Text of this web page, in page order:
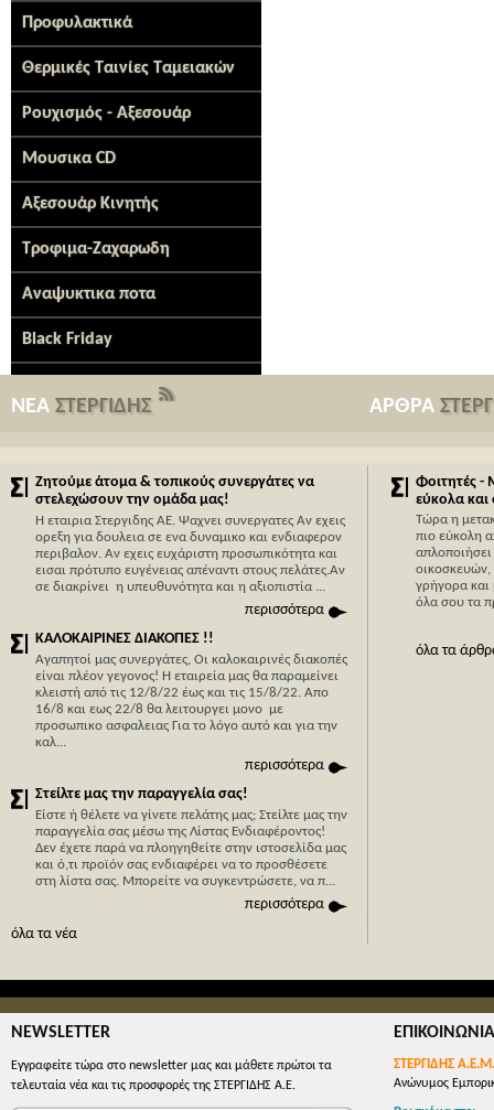
Προφυλακτικά
Θερμικές Ταινίες Ταμειακών
Ρουχισμός - Αξεσουάρ
Μουσικα CD
Αξεσουάρ Κινητής
Τροφιμα-Ζαχαρωδη
Αναψυκτικα ποτα
Black Friday
ΝΕΑ ΣΤΕΡΓΙΔΗΣ
Ζητούμε άτομα & τοπικούς συνεργάτες να
στελεχώσουν την ομάδα μας!
Η εταιρια Στεργιδης ΑΕ. Ψαχνει συνεργατες Αν εχεις
ορεξη για δουλεια σε ενα δυναμικο και ενδιαφερον
περιβαλον. Αν εχεις ευχάριστη προσωπικότητα και
εισαι πρότυπο ευγένειας απέναντι στους πελάτες.Αν
σε διακρίνει η υπευθυνότητα και η αξιοπιστία ...
περισσότερα
ΚΑΛΟΚΑΙΡΙΝΕΣ ΔΙΑΚΟΠΕΣ !!
Αγαπητοί μας συνεργάτες, Οι καλοκαιρινές διακοπές
είναι πλέον γεγονος! Η εταιρεία μας θα παραμείνει
κλειστή από τις 12/8/22 έως και τις 15/8/22. Απο
16/8 και εως 22/8 θα λειτουργει μονο με
προσωπικο ασφαλειας Για το λόγο αυτό και για την
καλ...
περισσότερα
Στείλτε μας την παραγγελία σας!
Είστε ή θέλετε να γίνετε πελάτης μας; Στείλτε μας την
παραγγελία σας μέσω της Λίστας Ενδιαφέροντος!
Δεν έχετε παρά να πλοηγηθείτε στην ιστοσελίδα μας
και ό,τι προϊόν σας ενδιαφέρει να το προσθέσετε
στη λίστα σας. Mπορείτε να συγκεντρώσετε, να π...
περισσότερα
όλα τα νέα
ΑΡΘΡΑ
Φοιτητές -
εύκολα και
Τώρα η
πιο εύκολη
απλοποιήσει
οικοσκευών,
γρήγορα και
όλα σου τα
όλα τα
NEWSLETTER
Εγγραφείτε τώρα στο newsletter μας και μάθετε πρώτοι τα
τελευταία νέα και τις προσφορές της ΣΤΕΡΓΙΔΗΣ Α.Ε.
ΕΠΙΚΟΙΝΩΝΙΑ
ΣΤΕΡΓΙΔΗΣ
Ανώνυμος